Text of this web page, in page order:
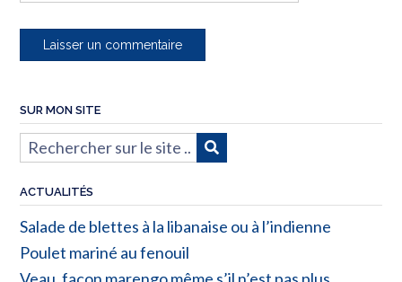
SUR MON SITE
ACTUALITÉS
Salade de blettes à la libanaise ou à l’indienne
Poulet mariné au fenouil